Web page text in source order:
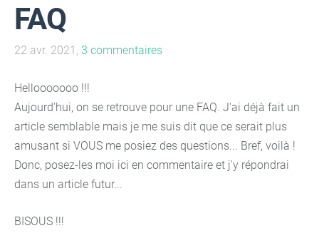
FAQ
22 avr. 2021, 3 commentaires
Hellooooooo !!!
Aujourd'hui, on se retrouve pour une FAQ. J'ai déjà fait un
article semblable mais je me suis dit que ce serait plus
amusant si VOUS me posiez des questions... Bref, voilà !
Donc, posez-les moi ici en commentaire et j'y répondrai
dans un article futur...
BISOUS !!!